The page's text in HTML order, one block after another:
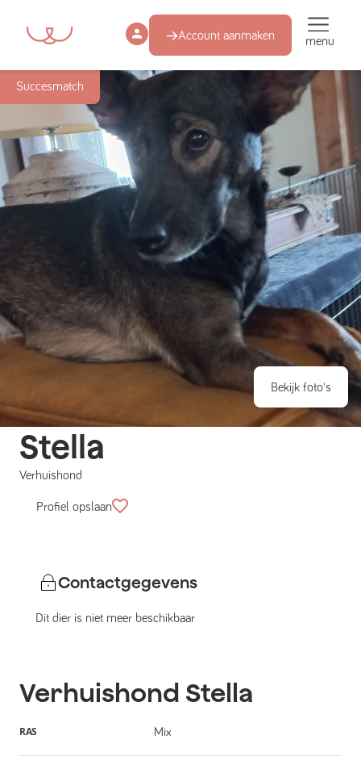
Account aanmaken menu
Succesmatch
Bekijk foto's
Stella
Verhuishond
Profiel opslaan
Contactgegevens
Dit dier is niet meer beschikbaar
Verhuishond Stella
RAS Mix